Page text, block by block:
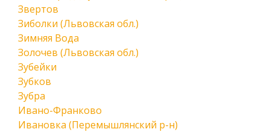
Звертов
Зиболки (Львовская обл.)
Зимняя Вода
Золочев (Львовская обл.)
Зубейки
Зубков
Зубра
Ивано-Франково
Ивановка (Перемышлянский р-н)